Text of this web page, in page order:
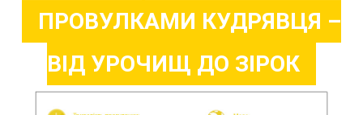
ПРОВУЛКАМИ КУДРЯВЦЯ –
ВІД УРОЧИЩ ДО ЗІРОК